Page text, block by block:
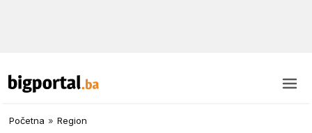
Početna » Region